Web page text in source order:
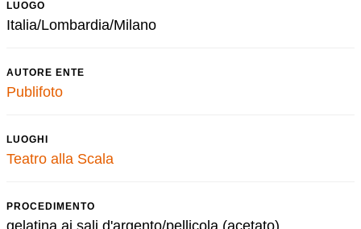
LUOGO
Italia/Lombardia/Milano
AUTORE ENTE
Publifoto
LUOGHI
Teatro alla Scala
PROCEDIMENTO
gelatina ai sali d'argento/pellicola (acetato)